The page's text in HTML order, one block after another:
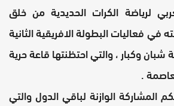
لرياضة الكرات الحديدية من خلق
في فعاليات البطولة الافريقية الثانية
شبان وكبار ، والتي احتظنتها قاعة حرية
.
المشاركة الوازنة لباقي الدول والتي